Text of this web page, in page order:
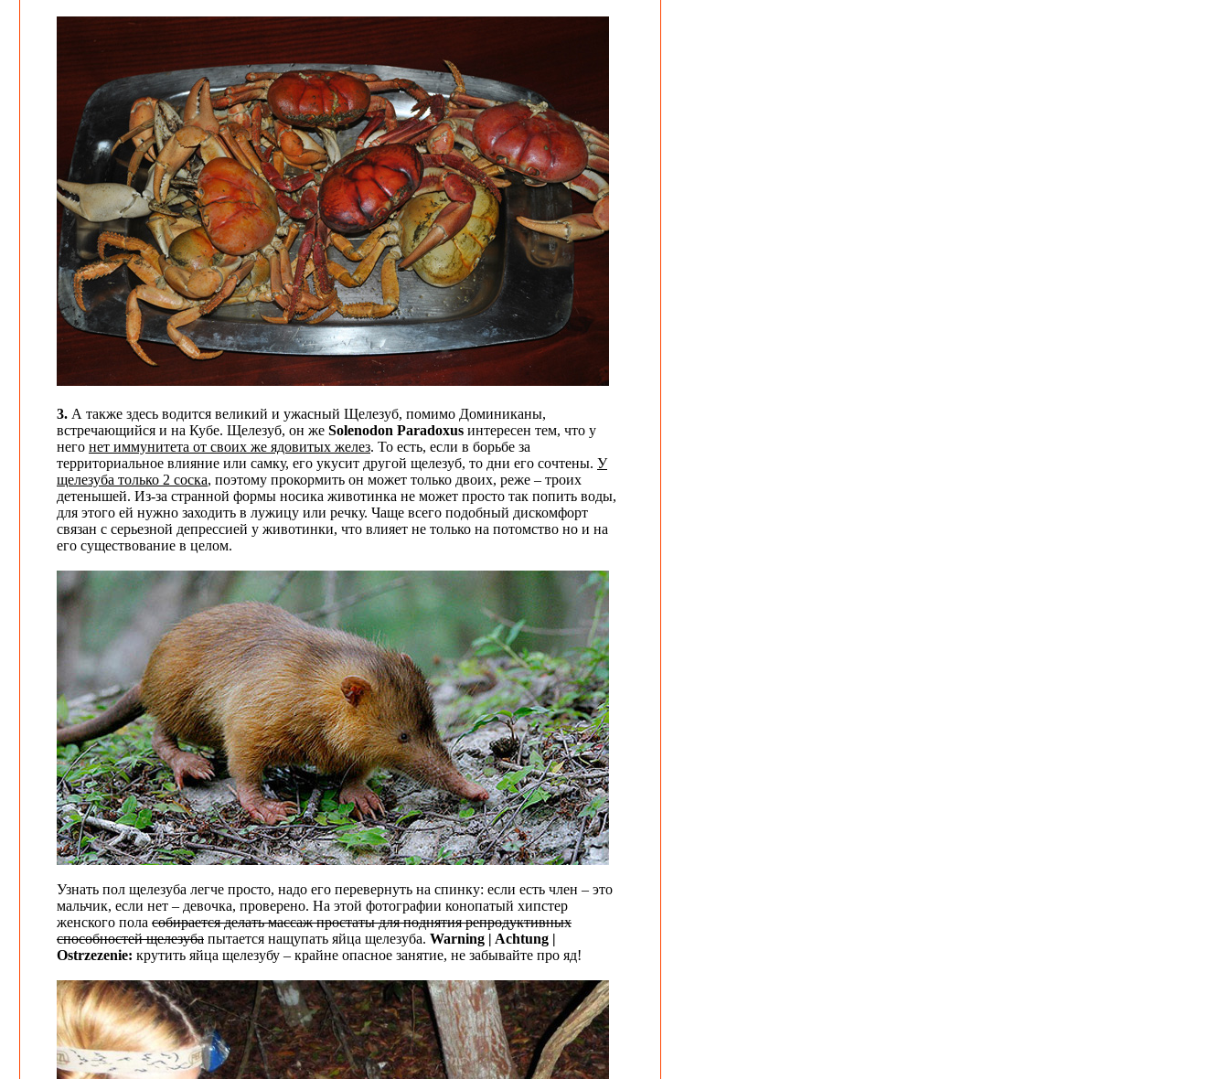
3. А также здесь водится великий и ужасный Щелезуб, помимо Доминиканы,
встречающийся и на Кубе. Щелезуб, он же Solenodon Paradoxus интересен тем, что у
него нет иммунитета от своих же ядовитых желез. То есть, если в борьбе за
территориальное влияние или самку, его укусит другой щелезуб, то дни его сочтены. У
щелезуба только 2 соска, поэтому прокормить он может только двоих, реже – троих
детенышей. Из-за странной формы носика животинка не может просто так попить воды,
для этого ей нужно заходить в лужицу или речку. Чаще всего подобный дискомфорт
связан с серьезной депрессией у животинки, что влияет не только на потомство но и на
его существование в целом.
Узнать пол щелезуба легче просто, надо его перевернуть на спинку: если есть член – это
мальчик, если нет – девочка, проверено. На этой фотографии конопатый хипстер
женского пола собирается делать массаж простаты для поднятия репродуктивных
способностей щелезуба пытается нащупать яйца щелезуба. Warning | Achtung |
Ostrzezenie: крутить яйца щелезубу – крайне опасное занятие, не забывайте про яд!